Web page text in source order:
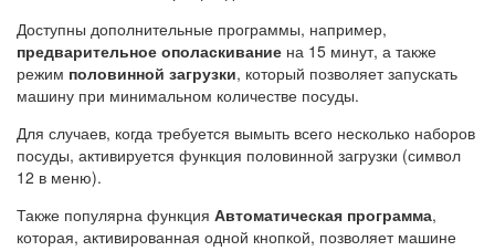
Доступны дополнительные программы, например,
предварительное ополаскивание на 15 минут, а также
режим половинной загрузки, который позволяет запускать
машину при минимальном количестве посуды.
Для случаев, когда требуется вымыть всего несколько наборов
посуды, активируется функция половинной загрузки (символ
12 в меню).
Также популярна функция Автоматическая программа,
которая, активированная одной кнопкой, позволяет машине